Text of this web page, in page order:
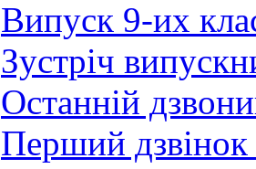
Випуск 9-их
Зустріч
Останній
Перший